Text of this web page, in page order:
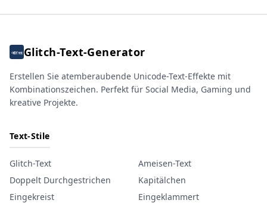
Glitch-Text-Generator
Erstellen Sie atemberaubende Unicode-Text-Effekte mit
Kombinationszeichen. Perfekt für Social Media, Gaming und
kreative Projekte.
Text-Stile
Glitch-Text
Ameisen-Text
Doppelt Durchgestrichen
Kapitälchen
Eingekreist
Eingeklammert